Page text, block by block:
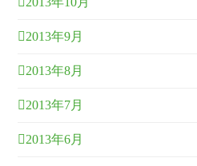
2013年9月
2013年8月
2013年7月
2013年6月